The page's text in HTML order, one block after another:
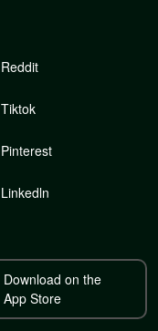
Reddit
Tiktok
Pinterest
Linkedln
Download on the
App Store